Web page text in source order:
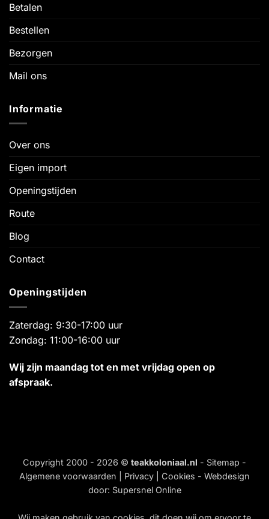
Betalen
Bestellen
Bezorgen
Mail ons
Informatie
Over ons
Eigen import
Openingstijden
Route
Blog
Contact
Openingstijden
Zaterdag: 9:30-17:00 uur
Zondag: 11:00-16:00 uur
Wij zijn maandag tot en met vrijdag open op
afspraak.
Copyright 2000 - 2026 © teakkoloniaal.nl - Sitemap -
Algemene voorwaarden
Privacy Cookies - Webdesign
door: Supersnel Online